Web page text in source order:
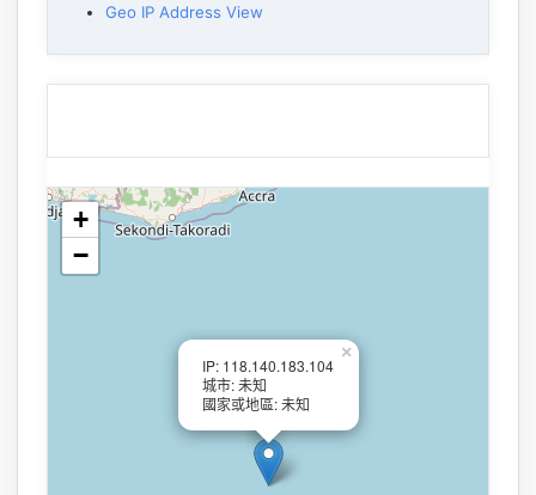
Geo IP Address View
IP: 118.140.183.104
城市: 未知
國家或地區: 未知
×
+
−